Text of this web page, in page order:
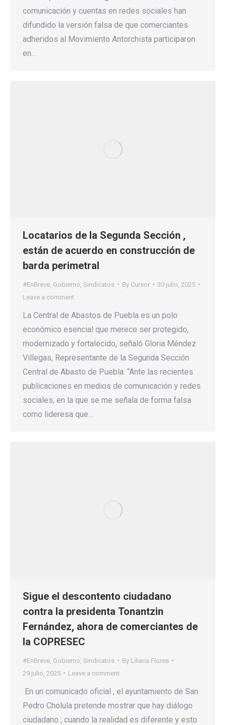
comunicación y cuentas en redes sociales han
difundido la versión falsa de que comerciantes
adheridos al Movimiento Antorchista participaron
en…
Locatarios de la Segunda Sección ,
están de acuerdo en construcción de
barda perimetral
#EnBreve Gobierno Sindicatos By Cursor
30 julio, 2025
Leave a comment
La Central de Abastos de Puebla es un polo
económico esencial que merece ser protegido,
modernizado y fortalecido, señaló Gloria Méndez
Villegas, Representante de la Segunda Sección
Central de Abasto de Puebla. “Ante las recientes
publicaciones en medios de comunicación y redes
sociales, en la que se me señala de forma falsa
como lideresa que…
Sigue el descontento ciudadano
contra la presidenta Tonantzin
Fernández, ahora de comerciantes de
la COPRESEC
#EnBreve Gobierno Sindicatos By Liliana Flores
29 julio, 2025
Leave a comment
En un comunicado oficial , el ayuntamiento de San
Pedro Cholula pretende mostrar que hay diálogo
ciudadano , cuando la realidad es diferente y esto